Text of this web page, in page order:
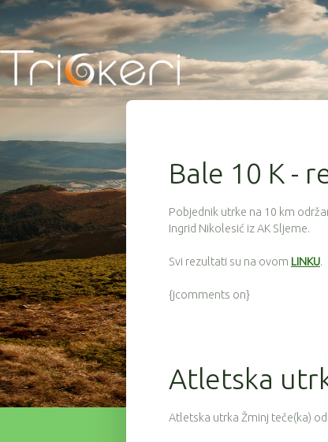
Bale 10 K -
Pobjednik utrke na 10 km
Ingrid Nikolesić iz AK Sljeme.
Svi rezultati su na ovom LINKU.
{jcomments on}
Atletska
Atletska utrka Žminj teče(ka)